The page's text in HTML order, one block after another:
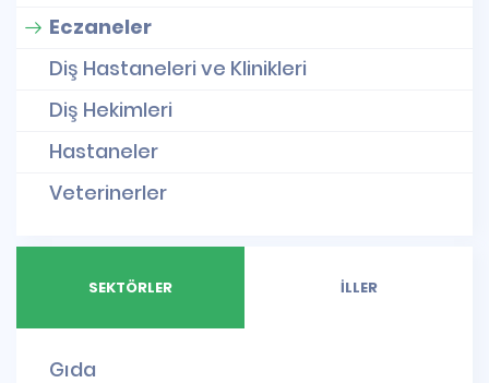
Eczaneler
Diş Hastaneleri ve Klinikleri
Diş Hekimleri
Hastaneler
Veterinerler
SEKTÖRLER İLLER
Gıda